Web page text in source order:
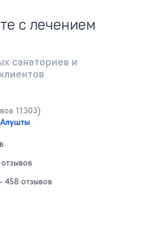
с лечением
санаториев и
11303)
- 458 отзывов